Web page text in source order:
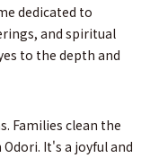
dedicated to
and spiritual
to the depth and
Families clean the
It's a joyful and